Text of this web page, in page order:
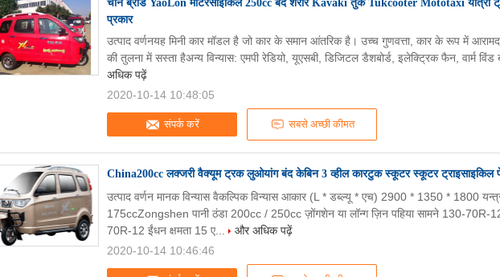
चीन ब्रांड YaoLon मोटरसाइकिल 250cc बंद शरीर Kavaki तुक Tukcooter Mototaxi यात्री
प्रकार
संपर्क करें सबसे अच्छी कीमत
उत्पाद वर्णनयह मिनी कार मॉडल है जो कार के समान आंतरिक है। उच्च गुणवत्ता, कार के रूप में
की तुलना में सस्ता हैअन्य विन्यास: एमपी रेडियो, यूएसबी, डिजिटल डैशबोर्ड, इलेक्ट्रिक फैन, वार्म विंड
अधिक पढ़ें
2020-10-14 10:48:05
China200cc लक्जरी वैक्यूम ट्रक लुओयांग बंद केबिन 3 व्हील कारटुक स्कूटर स्कूटर ट्राइसाइकिल
उत्पाद वर्णन मानक विन्यास वैकल्पिक विन्यास आकार (L * डब्ल्यू * एच) 2900 * 1350 * 1800
175ccZongshen पानी ठंडा 200cc / 250cc ज़ोंगशेन या लॉन्ग ज़िन पहिया सामने 130-70R-
70R-12 ईंधन क्षमता 15 ए...
और अधिक पढ़ें
2020-10-14 10:46:46